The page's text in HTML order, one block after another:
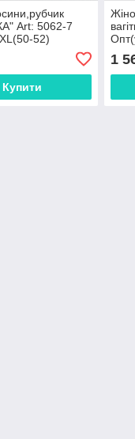
Art: 5062-7
52)
Купити
1